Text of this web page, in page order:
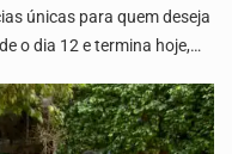
únicas para quem deseja
o dia 12 e termina hoje,…